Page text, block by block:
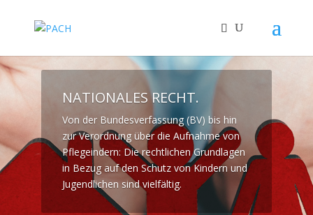
NATIONALES RECHT.
Von der Bundesverfassung (BV) bis hin
zur Verordnung über die Aufnahme von
Pflegeindern: Die rechtlichen Grundlagen
in Bezug auf den Schutz von Kindern und
Jugendlichen sind vielfältig.